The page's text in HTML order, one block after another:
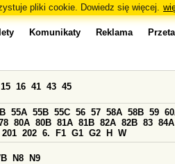
pliki cookie. Dowiedz się więcej.
Komunikaty Reklama
15 16 41 43 45
55A 55B 55C 56 57 58A 58B 59
80A 80B 81A 81B 82A 82B 83 84A
201 202 6. F1 G1 G2 H W
N8 N9